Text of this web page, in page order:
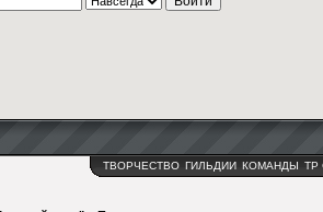
ТВОРЧЕСТВО ГИЛЬДИИ КОМАНДЫ ТР